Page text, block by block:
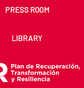
PRESS ROOM
LIBRARY